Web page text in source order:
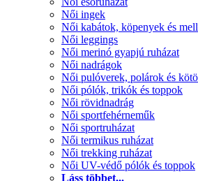
Női ingek
Női kabátok, köpenyek és
Női leggings
Női merinó gyapjú ruházat
Női nadrágok
Női pulóverek, polárok és
Női pólók, trikók és toppok
Női rövidnadrág
Női sportfehérneműk
Női sportruházat
Női termikus ruházat
Női trekking ruházat
Női UV-védő pólók és toppok
Láss többet...